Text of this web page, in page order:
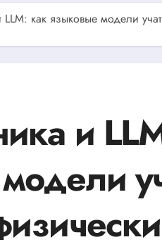
LLM: как языковые модели
и